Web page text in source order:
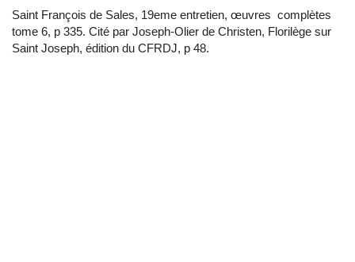
Saint François de Sales, 19eme entretien, œuvres complètes
tome 6, p 335. Cité par Joseph-Olier de Christen, Florilège sur
Saint Joseph, édition du CFRDJ, p 48.